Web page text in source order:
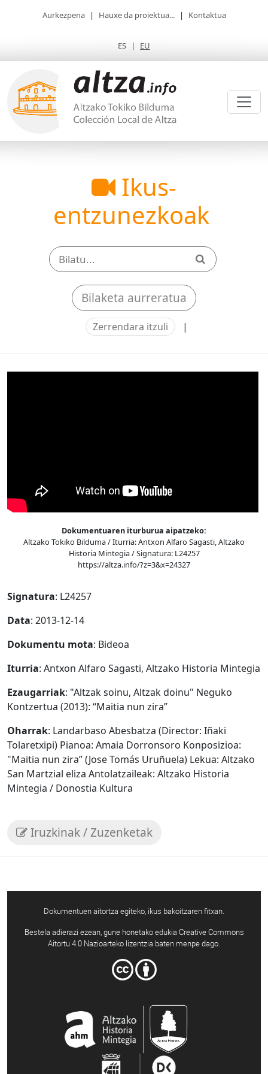
Aurkezpena | Hauxe da proiektua... | Kontaktua
ES | EU
Ikus-
entzunezkoak
Bilaketa aurreratua
Zerrendara itzuli |
Dokumentuaren iturburua aipatzeko:
Altzako Tokiko Bilduma / Iturria: Antxon Alfaro Sagasti, Altzako
Historia Mintegia / Signatura: L24257
https://altza.info/?z=3&x=24327
Signatura: L24257
Data: 2013-12-14
Dokumentu mota: Bideoa
Iturria: Antxon Alfaro Sagasti, Altzako Historia Mintegia
Ezaugarriak: "Altzak soinu, Altzak doinu" Neguko
Kontzertua (2013): “Maitia nun zira”
Oharrak: Landarbaso Abesbatza (Director: Iñaki
Tolaretxipi) Pianoa: Amaia Dorronsoro Konposizioa:
"Maitia nun zira” (Jose Tomás Uruñuela) Lekua: Altzako
San Martzial eliza Antolatzaileak: Altzako Historia
Mintegia / Donostia Kultura
Iruzkinak / Zuzenketak
Dokumentuen aitortza egiteko, ikus bakoitzaren fitxan.
Bestela adierazi ezean, gune honetako edukia Creative Commons
Aitortu 4.0 Nazioarteko lizentzia baten menpe dago.